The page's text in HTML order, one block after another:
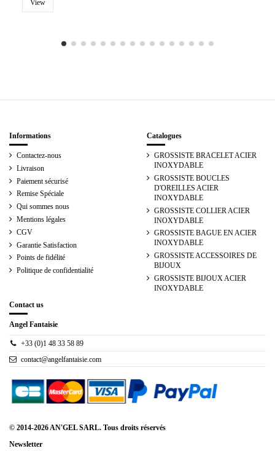
View
Informations
Contactez-nous
Livraison
Paiement sécurisé
Remise Spéciale
Qui sommes nous
Mentions légales
CGV
Garantie Satisfaction
Points de fidélité
Politique de confidentialité
Catalogues
GROSSISTE BRACELET ACIER
INOXYDABLE
GROSSISTE BOUCLES
D'OREILLES ACIER
INOXYDABLE
GROSSISTE COLLIER ACIER
INOXYDABLE
GROSSISTE BAGUE EN ACIER
INOXYDABLE
GROSSISTE ACCESSOIRES DE
BIJOUX
GROSSISTE BIJOUX ACIER
INOXYDABLE
Contact us
Angel Fantaisie
+33 (0)1 48 33 58 89
contact@angelfantaisie.com
© 2014-2026 AN'GEL SARL. Tous droits réservés
Newsletter